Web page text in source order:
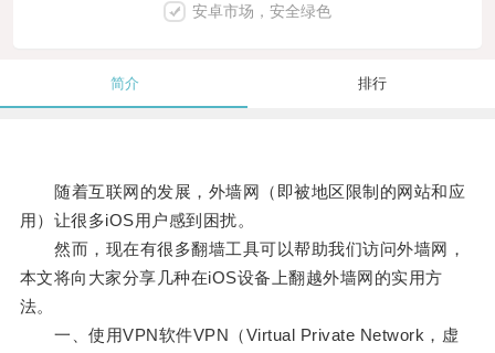
安卓市场，安全绿色
简介 排行
随着互联网的发展，外墙网（即被地区限制的网站和应
用）让很多iOS用户感到困扰。
然而，现在有很多翻墙工具可以帮助我们访问外墙网，
本文将向大家分享几种在iOS设备上翻越外墙网的实用方
法。
一、使用VPN软件VPN（Virtual Private Network，虚